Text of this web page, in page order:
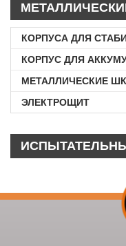
КОРПУСА ДЛЯ
КОРПУС ДЛЯ
МЕТАЛЛИЧЕСКИЕ
ЭЛЕКТРОЩИТ